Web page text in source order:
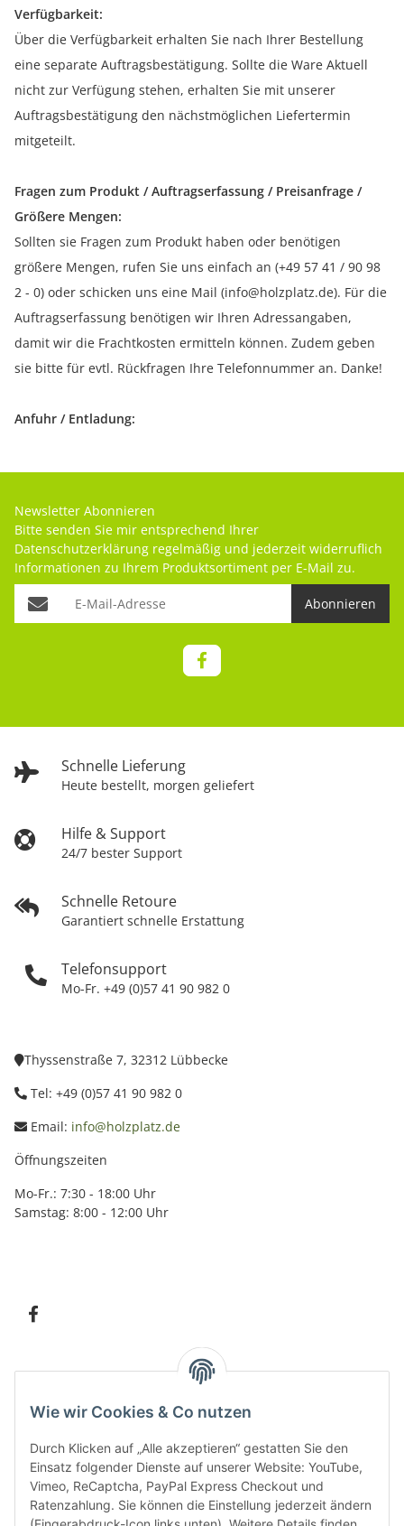
Verfügbarkeit:
Über die Verfügbarkeit erhalten Sie nach Ihrer Bestellung
eine separate Auftragsbestätigung. Sollte die Ware Aktuell
nicht zur Verfügung stehen, erhalten Sie mit unserer
Auftragsbestätigung den nächstmöglichen Liefertermin
mitgeteilt.
Fragen zum Produkt / Auftragserfassung / Preisanfrage /
Größere Mengen:
Sollten sie Fragen zum Produkt haben oder benötigen
größere Mengen, rufen Sie uns einfach an (+49 57 41 / 90 98
2 - 0) oder schicken uns eine Mail (info@holzplatz.de). Für die
Auftragserfassung benötigen wir Ihren Adressangaben,
damit wir die Frachtkosten ermitteln können. Zudem geben
sie bitte für evtl. Rückfragen Ihre Telefonnummer an. Danke!
Anfuhr / Entladung:
Schnelle Lieferung
Heute bestellt, morgen geliefert
Hilfe & Support
24/7 bester Support
Schnelle Retoure
Garantiert schnelle Erstattung
Telefonsupport
Mo-Fr. +49 (0)57 41 90 982 0
Newsletter Abonnieren
Bitte senden Sie mir entsprechend Ihrer
Datenschutzerklärung regelmäßig und jederzeit widerruflich
Informationen zu Ihrem Produktsortiment per E-Mail zu.
Abonnieren
Thyssenstraße 7, 32312 Lübbecke
Tel: +49 (0)57 41 90 982 0
Email: info@holzplatz.de
Öffnungszeiten
Mo-Fr.: 7:30 - 18:00 Uhr
Samstag: 8:00 - 12:00 Uhr
Bitte senden Sie mir entsprechend IhrerDatenschutzerklärungregelmäßig und
Wie wir Cookies & Co nutzen
Durch Klicken auf „Alle akzeptieren“ gestatten Sie den
Einsatz folgender Dienste auf unserer Website: YouTube,
Vimeo, ReCaptcha, PayPal Express Checkout und
Ratenzahlung. Sie können die Einstellung jederzeit ändern